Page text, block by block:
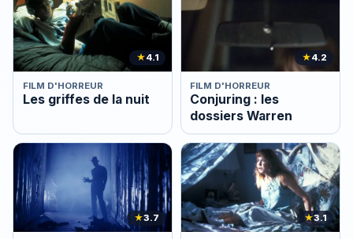
★4.1
FILM D'HORREUR
Les griffes de la nuit
★4.2
FILM D'HORREUR
Conjuring : les
dossiers Warren
★3.7 ★3.1